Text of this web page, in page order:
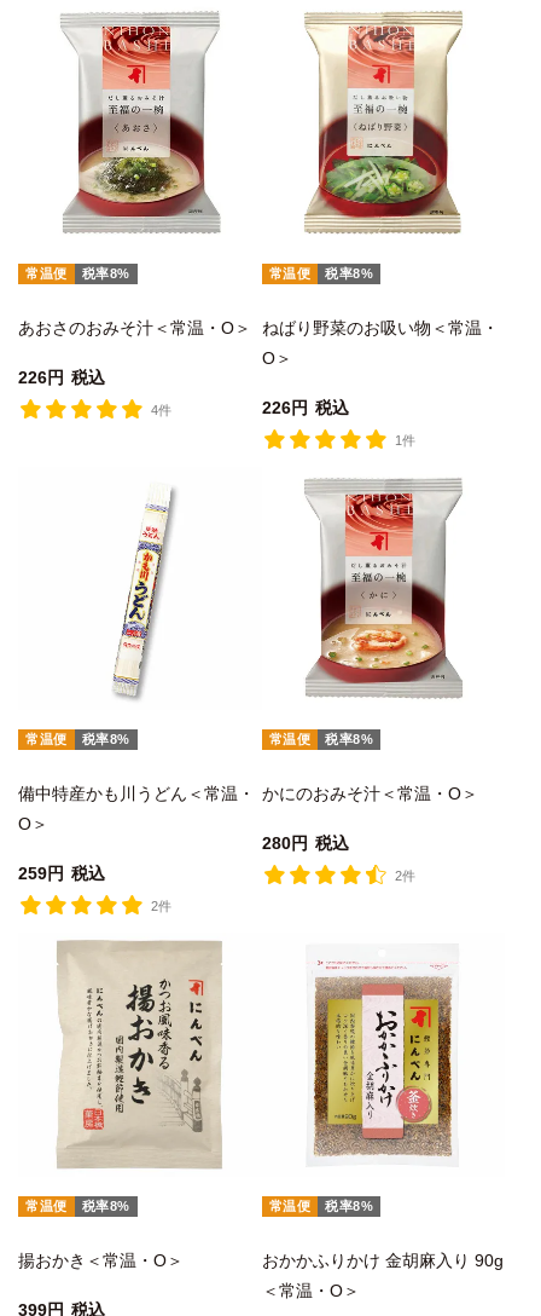
常温便 税率8%
あおさのおみそ汁＜常温・O＞
226 税込
4件
常温便 税率8%
ねばり野菜のお吸い物＜常温・
O＞
226 税込
1件
常温便 税率8%
備中特産かも川うどん＜常温・
O＞
259 税込
2件
常温便 税率8%
かにのおみそ汁＜常温・O＞
280 税込
2件
常温便 税率8%
揚おかき＜常温・O＞
399 税込
常温便 税率8%
おかかふりかけ 金胡麻入り 90g
＜常温・O＞